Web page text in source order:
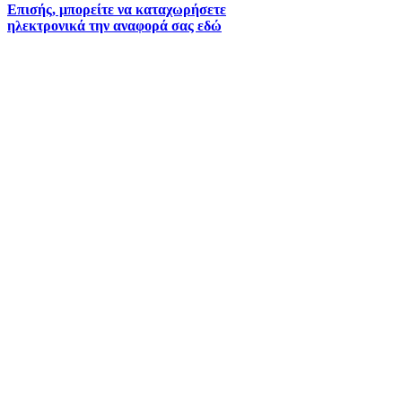
Επισής, μπορείτε να καταχωρήσετε
ηλεκτρονικά την αναφορά σας εδώ